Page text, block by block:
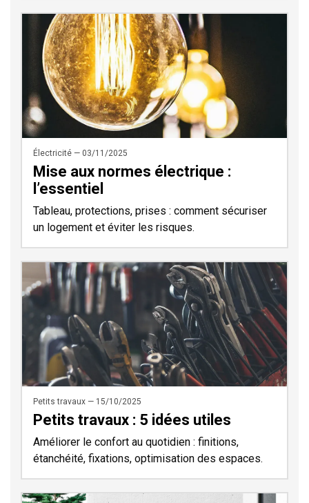
Électricité — 03/11/2025
Mise aux normes électrique :
l’essentiel
Tableau, protections, prises : comment sécuriser
un logement et éviter les risques.
Petits travaux — 15/10/2025
Petits travaux : 5 idées utiles
Améliorer le confort au quotidien : finitions,
étanchéité, fixations, optimisation des espaces.